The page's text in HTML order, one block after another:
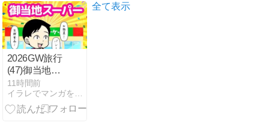
2026GW旅行
(47)御当地ス
ーパー
11時間前
全て表示